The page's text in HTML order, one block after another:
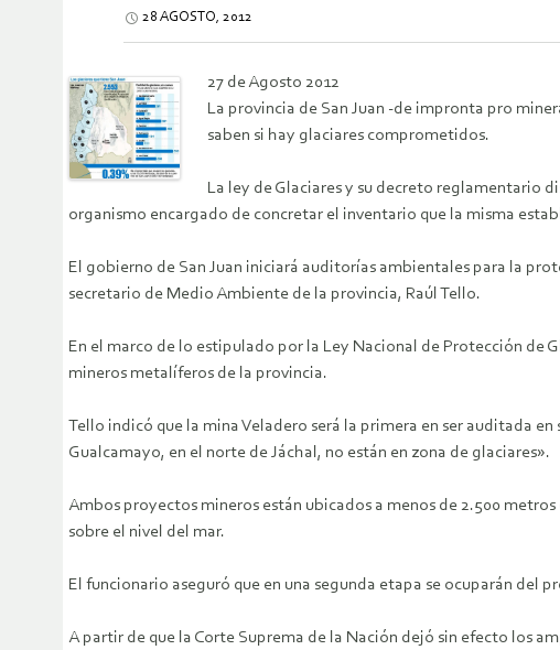
28 AGOSTO, 2012
27 de Agosto 2012
La provincia de San Juan -de impronta pro
saben si hay glaciares comprometidos.
La ley de Glaciares y su decreto reglamentario
organismo encargado de concretar el inventario que la misma
El gobierno de San Juan iniciará auditorías ambientales para la
secretario de Medio Ambiente de la provincia, Raúl Tello.
En el marco de lo estipulado por la Ley Nacional de Protección de
mineros metalíferos de la provincia.
Tello indicó que la mina Veladero será la primera en ser auditada
Gualcamayo, en el norte de Jáchal, no están en zona de glaciares».
Ambos proyectos mineros están ubicados a menos de 2.500
sobre el nivel del mar.
El funcionario aseguró que en una segunda etapa se ocuparán
A partir de que la Corte Suprema de la Nación dejó sin efecto los